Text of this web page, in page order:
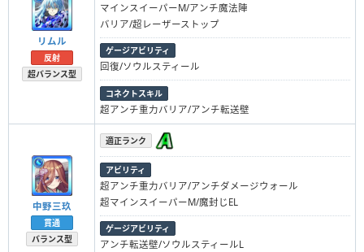
リムル
反射
超バランス型
マインスイーパーM/アンチ魔法陣
バリア/超レーザーストップ
ゲージアビリティ
回復/ソウルスティール
コネクトスキル
超アンチ重力バリア/アンチ転送壁
中野三玖
貫通
バランス型
適正ランク
アビリティ
超アンチ重力バリア/アンチダメージウォール
超マインスイーパーM/魔封じEL
ゲージアビリティ
アンチ転送壁/ソウルスティールL